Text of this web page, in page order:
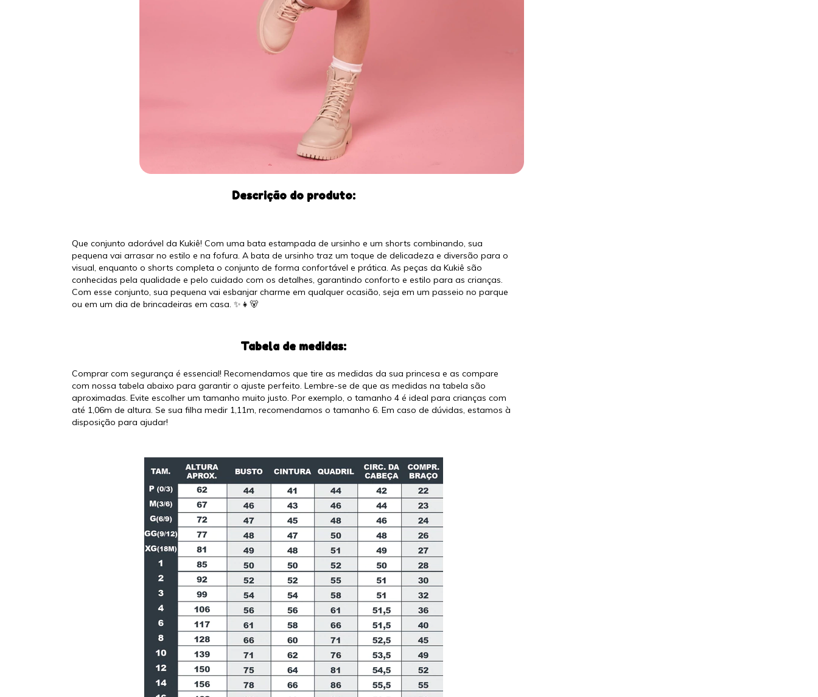
Descrição do produto:
Que conjunto adorável da Kukiê! Com uma bata estampada de ursinho e um shorts combinando, sua
pequena vai arrasar no estilo e na fofura. A bata de ursinho traz um toque de delicadeza e diversão para o
visual, enquanto o shorts completa o conjunto de forma confortável e prática. As peças da Kukiê são
conhecidas pela qualidade e pelo cuidado com os detalhes, garantindo conforto e estilo para as crianças.
Com esse conjunto, sua pequena vai esbanjar charme em qualquer ocasião, seja em um passeio no parque
ou em um dia de brincadeiras em casa. ✨👧🐻
Tabela de medidas:
Comprar com segurança é essencial! Recomendamos que tire as medidas da sua princesa e as compare
com nossa tabela abaixo para garantir o ajuste perfeito. Lembre-se de que as medidas na tabela são
aproximadas. Evite escolher um tamanho muito justo. Por exemplo, o tamanho 4 é ideal para crianças com
até 1,06m de altura. Se sua filha medir 1,11m, recomendamos o tamanho 6. Em caso de dúvidas, estamos à
disposição para ajudar!